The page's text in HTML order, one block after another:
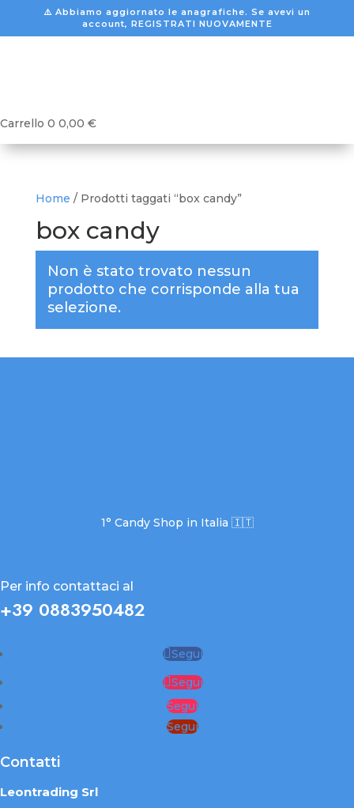
⚠️ Abbiamo aggiornato le anagrafiche. Se avevi un
account, REGISTRATI NUOVAMENTE
Carrello 0 0,00 €
Home / Prodotti taggati “box candy”
box candy
Non è stato trovato nessun
prodotto che corrisponde alla tua
selezione.
1° Candy Shop in Italia 🇮🇹
Per info contattaci al
+39 0883950482
Segui
Segui
Segui
Segui
Contatti
Leontrading Srl